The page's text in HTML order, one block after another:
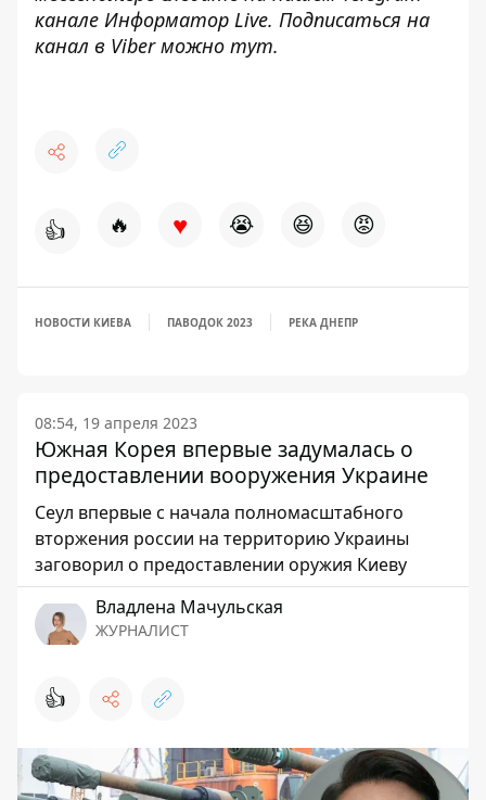
канале Информатор Live. Подписаться на
канал в Viber можно тут.
👍 🔥 ♥ 😭 😆 😡
НОВОСТИ КИЕВА ПАВОДОК 2023 РЕКА ДНЕПР
08:54, 19 апреля 2023
Южная Корея впервые задумалась о
предоставлении вооружения Украине
Сеул впервые с начала полномасштабного
вторжения россии на территорию Украины
заговорил о предоставлении оружия Киеву
Владлена Мачульская
ЖУРНАЛИСТ
👍